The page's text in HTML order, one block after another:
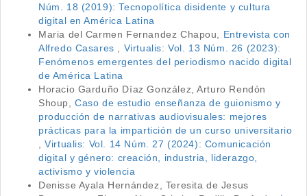
Núm. 18 (2019): Tecnopolítica disidente y cultura
digital en América Latina
Maria del Carmen Fernandez Chapou, Entrevista con
Alfredo Casares
Virtualis: Vol. 13 Núm. 26 (2023):
Fenómenos emergentes del periodismo nacido digital
de América Latina
Horacio Garduño Díaz González, Arturo Rendón
Shoup,Caso de estudio enseñanza de guionismo y
producción de narrativas audiovisuales: mejores
prácticas para la impartición de un curso universitario
,Virtualis: Vol. 14 Núm. 27 (2024): Comunicación
digital y género: creación, industria, liderazgo,
activismo y violencia
Denisse Ayala Hernández, Teresita de Jesus